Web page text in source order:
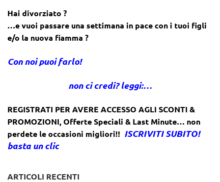
Hai divorziato ?
…e vuoi passare una settimana in pace con i tuoi figli
e/o la nuova fiamma ?
Con noi puoi farlo!
non ci credi? leggi:…
REGISTRATI PER AVERE ACCESSO AGLI SCONTI &
PROMOZIONI,Offerte Speciali & Last Minute… non
perdete le occasioni migliori!! ISCRIVITI SUBITO!
basta un clic
ARTICOLI RECENTI